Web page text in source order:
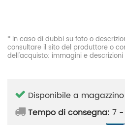
* In caso di dubbi su foto o
consultare il sito del produttore o
dell'acquisto: immagini e
Disponibile a magazzino
Tempo di consegna: 7 -